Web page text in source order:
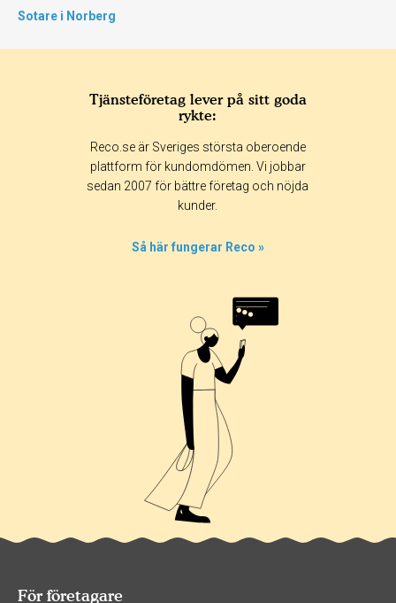
Sotare i Norberg
Tjänsteföretag lever på sitt goda
rykte:
Reco.se är Sveriges största oberoende
plattform för kundomdömen. Vi jobbar
sedan 2007 för bättre företag och nöjda
kunder.
Så här fungerar Reco »
För företagare